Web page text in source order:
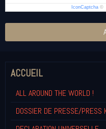
IconCaptcha ©
ACCUEIL
ALL AROUND THE WORLD !
DOSSIER DE PRESSE/PRESS